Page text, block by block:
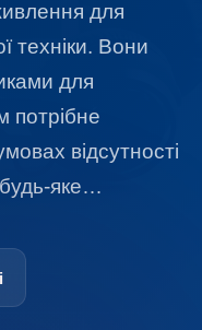
для
техніки. Вони
для
потрібне
відсутності
яке…